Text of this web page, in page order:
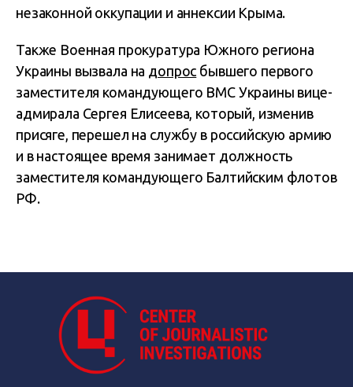
незаконной оккупации и аннексии Крыма.
Также Военная прокуратура Южного региона
Украины вызвала на допрос бывшего первого
заместителя командующего ВМС Украины вице-
адмирала Сергея Елисеева, который, изменив
присяге, перешел на службу в российскую армию
и в настоящее время занимает должность
заместителя командующего Балтийским флотов
РФ.